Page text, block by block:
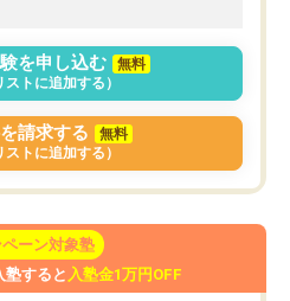
を申し込む
無料
ストに追加する）
請求する
無料
ストに追加する）
ーン対象塾
塾すると 入塾金1万円OFF